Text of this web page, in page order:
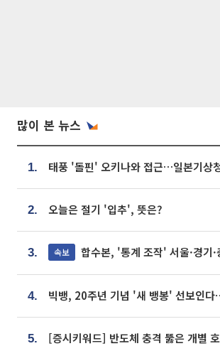
많이 본 뉴스
1.
2. 오늘은 절기 '입추', 뜻은?
3. 속보 합수본, '통계 조작' 서울·경기·충북 선관위 등
4.
5.